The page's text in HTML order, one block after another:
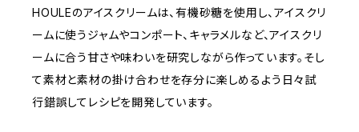
HOULEのアイスクリームは、有機砂糖を使用し、アイスクリ
ームに使うジャムやコンポート、キャラメルなど、アイスクリ
ームに合う甘さや味わいを研究しながら作っています。そし
て素材と素材の掛け合わせを存分に楽しめるよう日々試
行錯誤してレシピを開発しています。